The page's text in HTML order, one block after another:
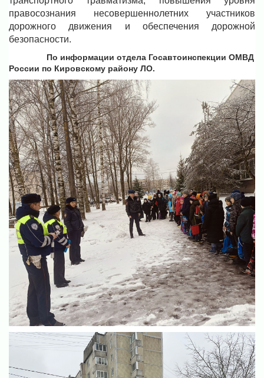
правосознания несовершеннолетних участников
дорожного движения и обеспечения дорожной
безопасности.
По информации отдела Госавтоинспекции ОМВД
России по Кировскому району ЛО.